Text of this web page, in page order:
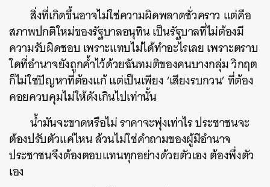
สิ่งที่เกิดขึ้นอาจไม่ใช่ความผิดพลาดชั่วคราว แต่คือ
สภาพปกติใหม่ของรัฐบาลอนุทิน เป็นรัฐบาลที่ไม่ต้องมี
ความรับผิดชอบ เพราะแทบไม่ได้ทำอะไรเลย เพราะตราบ
ใดที่อำนาจยังถูกค้ำไว้ด้วยฉันทมติของคนบางกลุ่ม วิกฤต
ก็ไม่ใช่ปัญหาที่ต้องแก้ แต่เป็นเพียง ‘เสียงรบกวน’ ที่ต้อง
คอยควบคุมไม่ให้ดังเกินไปเท่านั้น
น้ำมันจะขาดหรือไม่ ราคาจะพุ่งเท่าไร ประชาชนจะ
ต้องปรับตัวแค่ไหน ล้วนไม่ใช่คำถามของผู้มีอำนาจ
ประชาชนจึงต้องตอบแทนทุกอย่างด้วยตัวเอง ต้องพึ่งตัว
เอง